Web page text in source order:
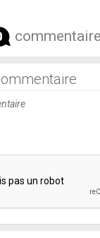
commentaire